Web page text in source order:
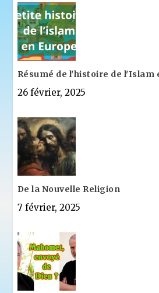
Résumé de l'histoire de l'Islam
26 février, 2025
De la Nouvelle Religion
7 février, 2025